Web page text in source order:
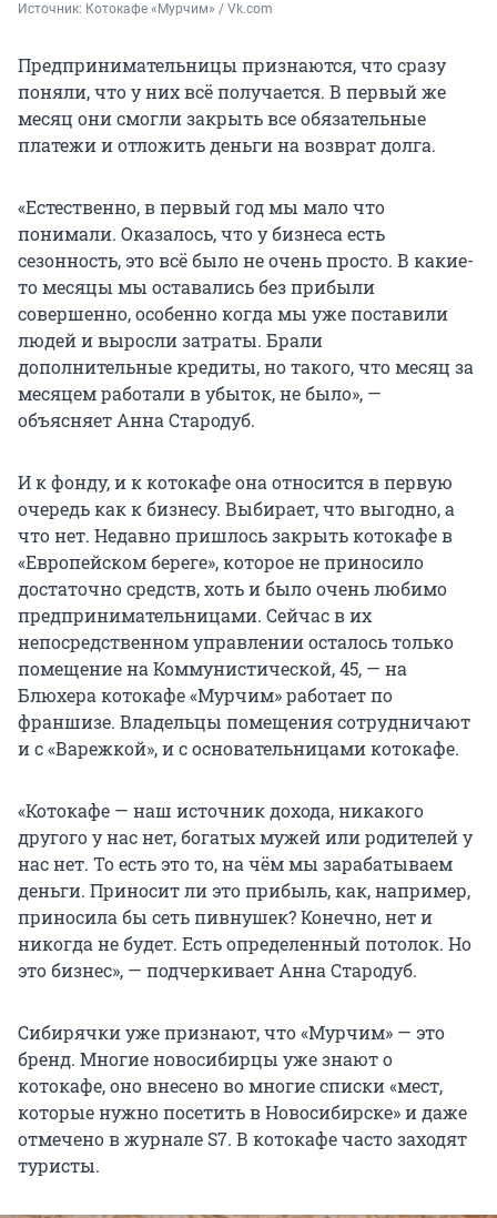
Источник: Котокафе «Мурчим» / Vk.com
Предпринимательницы признаются, что сразу
поняли, что у них всё получается. В первый же
месяц они смогли закрыть все обязательные
платежи и отложить деньги на возврат долга.
«Естественно, в первый год мы мало что
понимали. Оказалось, что у бизнеса есть
сезонность, это всё было не очень просто. В какие-
то месяцы мы оставались без прибыли
совершенно, особенно когда мы уже поставили
людей и выросли затраты. Брали
дополнительные кредиты, но такого, что месяц за
месяцем работали в убыток, не было», —
объясняет Анна Стародуб.
И к фонду, и к котокафе она относится в первую
очередь как к бизнесу. Выбирает, что выгодно, а
что нет. Недавно пришлось закрыть котокафе в
«Европейском береге», которое не приносило
достаточно средств, хоть и было очень любимо
предпринимательницами. Сейчас в их
непосредственном управлении осталось только
помещение на Коммунистической, 45, — на
Блюхера котокафе «Мурчим» работает по
франшизе. Владельцы помещения сотрудничают
и с «Варежкой», и с основательницами котокафе.
«Котокафе — наш источник дохода, никакого
другого у нас нет, богатых мужей или родителей у
нас нет. То есть это то, на чём мы зарабатываем
деньги. Приносит ли это прибыль, как, например,
приносила бы сеть пивнушек? Конечно, нет и
никогда не будет. Есть определенный потолок. Но
это бизнес», — подчеркивает Анна Стародуб.
Сибирячки уже признают, что «Мурчим» — это
бренд. Многие новосибирцы уже знают о
котокафе, оно внесено во многие списки «мест,
которые нужно посетить в Новосибирске» и даже
отмечено в журнале S7. В котокафе часто заходят
туристы.